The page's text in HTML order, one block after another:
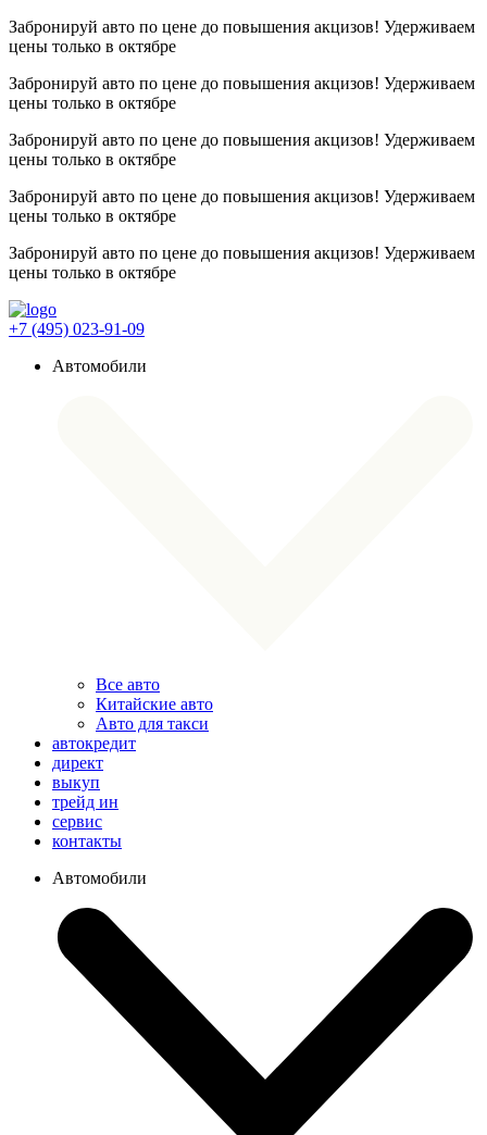
Забронируй авто по цене до повышения акцизов! Удерживаем
цены только в октябре
Забронируй авто по цене до повышения акцизов! Удерживаем
цены только в октябре
Забронируй авто по цене до повышения акцизов! Удерживаем
цены только в октябре
Забронируй авто по цене до повышения акцизов! Удерживаем
цены только в октябре
Забронируй авто по цене до повышения акцизов! Удерживаем
цены только в октябре
+7 (495) 023-91-09
Автомобили
Все авто
Китайские авто
Авто для такси
автокредит
директ
выкуп
трейд ин
сервис
контакты
Автомобили